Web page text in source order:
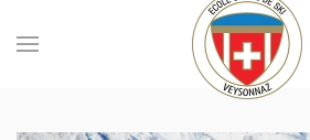
Skip to main content